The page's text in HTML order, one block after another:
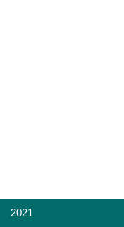
2021